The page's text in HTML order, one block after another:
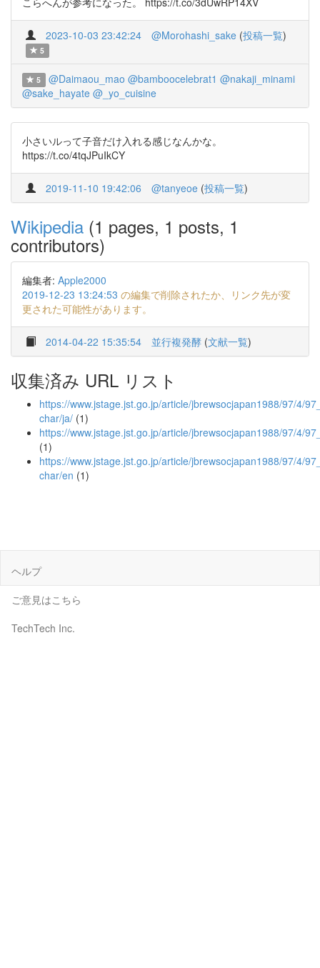
2023-10-03 23:42:24 @Morohashi_sake (投稿一覧)
5
5 @Daimaou_mao @bamboocelebrat1 @nakaji_minami
@sake_hayate @_yo_cuisine
小さいルって子音だけ入れる感じなんかな。
https://t.co/4tqJPuIkCY
2019-11-10 19:42:06 @tanyeoe (投稿一覧)
Wikipedia (1 pages, 1 posts, 1
contributors)
編集者: Apple2000
2019-12-23 13:24:53 の編集で削除されたか、リンク先が変
更された可能性があります。
2014-04-22 15:35:54 並行複発酵 (文献一覧)
収集済み URL リスト
https://www.jstage.jst.go.jp/article/jbrewsocjapan1988/97/4/
char/ja/ (1)
https://www.jstage.jst.go.jp/article/jbrewsocjapan1988/97/4/
(1)
https://www.jstage.jst.go.jp/article/jbrewsocjapan1988/97/4/
char/en (1)
ヘルプ
ご意見はこちら
TechTech Inc.